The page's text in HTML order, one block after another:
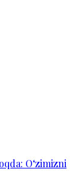
O‘zimizni